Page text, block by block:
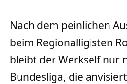
Nach dem peinlichen
beim Regionalligisten
bleibt der Werkself nur
Bundesliga, die